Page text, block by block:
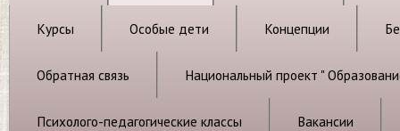
Курсы Особые дети Концепции
Обратная связь Национальный проект "
Психолого-педагогические классы Вакансии